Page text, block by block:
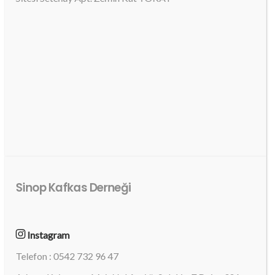
Sinop Kafkas Derneği
Instagram
Telefon : 0542 732 96 47